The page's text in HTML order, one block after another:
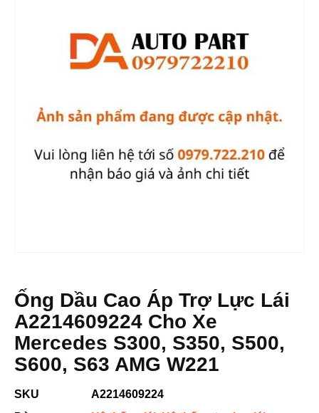
Ống Dầu Cao Áp Trợ Lực Lái
A2214609224 Cho Xe
Mercedes S300, S350, S500,
S600, S63 AMG W221
SKU
A2214609224